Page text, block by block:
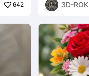
642
3D-ROK